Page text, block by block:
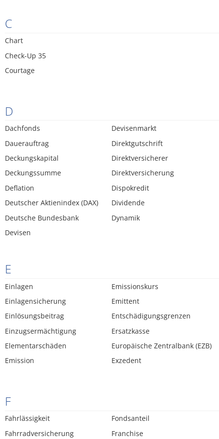
C
Chart
Check-Up 35
Courtage
D
Dachfonds
Dauerauftrag
Deckungskapital
Deckungssumme
Deflation
Deutscher Aktienindex (DAX)
Deutsche Bundesbank
Devisen
Devisenmarkt
Direktgutschrift
Direktversicherer
Direktversicherung
Dispokredit
Dividende
Dynamik
E
Einlagen
Einlagensicherung
Einlösungsbeitrag
Einzugsermächtigung
Elementarschäden
Emission
Emissionskurs
Emittent
Entschädigungsgrenzen
Ersatzkasse
Europäische Zentralbank (EZB)
Exzedent
F
Fahrlässigkeit
Fahrradversicherung
Fondsanteil
Franchise